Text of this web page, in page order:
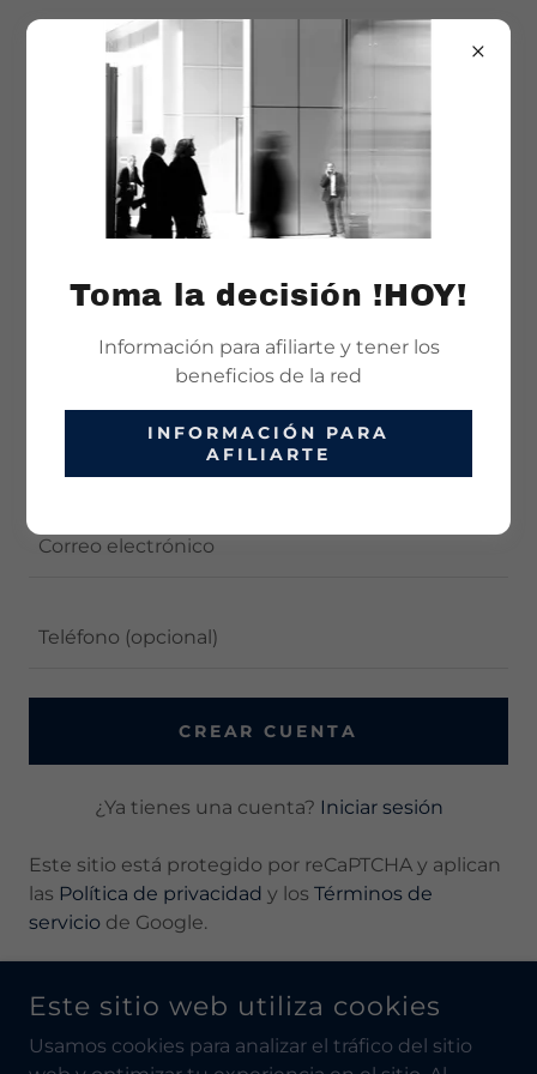
CREAR CUENTA
informativos o promociones.
CREAR CUENTA
¿Ya tienes una cuenta? Iniciar sesión
Este sitio está protegido por reCaPTCHA y aplican
las Política de privacidad y los Términos de
servicio de Google.
TODOS LOS DERECHOS RESERVADOS.
Este sitio web utiliza cookies
Usamos cookies para analizar el tráfico del sitio
Toma la decisión !HOY!
Información para afiliarte y tener los
beneficios de la red
INFORMACIÓN PARA
AFILIARTE